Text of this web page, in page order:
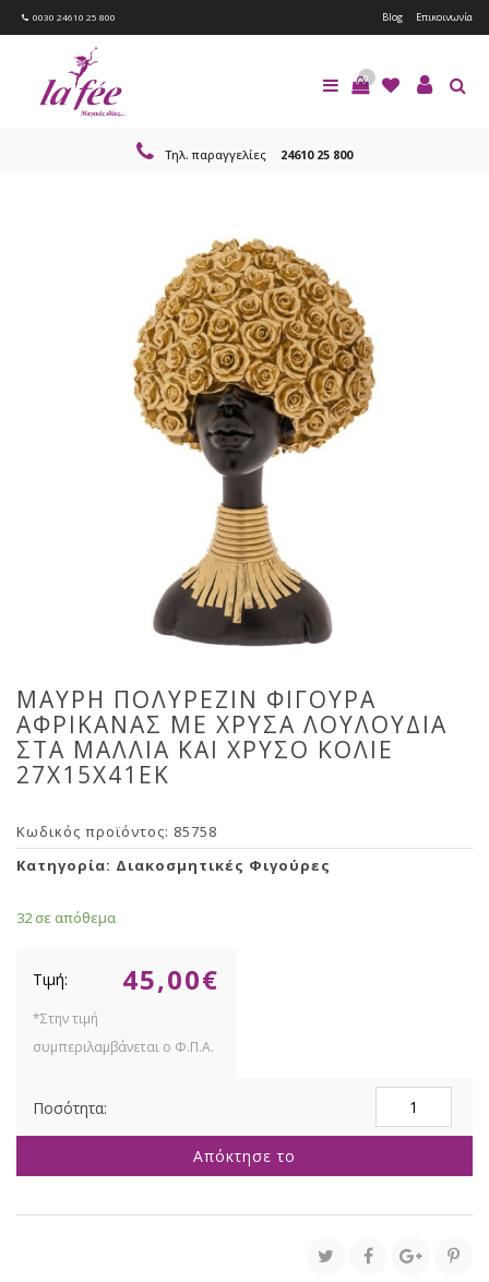
0030 24610 25 800 Blog Επικοινωνία
0
Τηλ. παραγγελίες 24610 25 800
ΜΑΥΡΗ ΠΟΛΥΡΕΖΙΝ ΦΙΓΟΥΡΑ
ΑΦΡΙΚΑΝΑΣ ΜΕ ΧΡΥΣΑ ΛΟΥΛΟΥΔΙΑ
ΣΤΑ ΜΑΛΛΙΑ ΚΑΙ ΧΡΥΣΟ ΚΟΛΙΕ
27Χ15Χ41ΕΚ
Κωδικός προϊόντος: 85758
Κατηγορία: Διακοσμητικές Φιγούρες
32 σε απόθεμα
45,00€
ΠΟΛΥΡΕΖΙΝ
ΦΙΓΟΥΡΑ
ΜΕ
ΣΤΑ
ΜΑΛΛΙΑ
Απόκτησε το